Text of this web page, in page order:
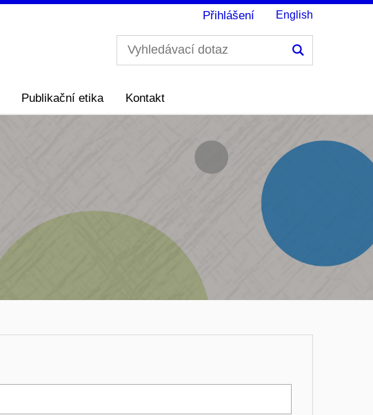
Přihlášení English
Publikační etika Kontakt